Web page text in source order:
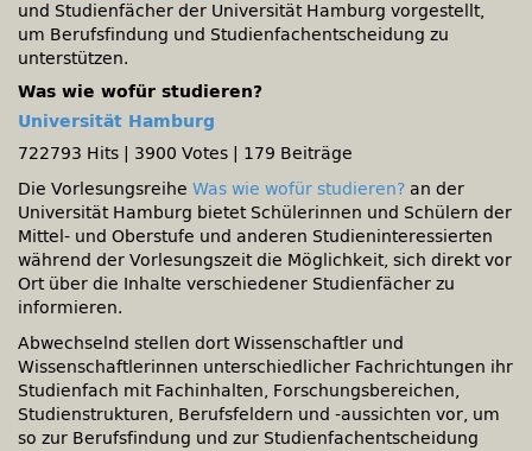
und Studienfächer der Universität Hamburg vorgestellt,
um Berufsfindung und Studienfachentscheidung zu
unterstützen.
Was wie wofür studieren?
Universität Hamburg
722793 Hits
3900 Votes
179 Beiträge
Die Vorlesungsreihe Was wie wofür studieren? an der
Universität Hamburg bietet Schülerinnen und Schülern der
Mittel- und Oberstufe und anderen Studieninteressierten
während der Vorlesungszeit die Möglichkeit, sich direkt vor
Ort über die Inhalte verschiedener Studienfächer zu
informieren.
Abwechselnd stellen dort Wissenschaftler und
Wissenschaftlerinnen unterschiedlicher Fachrichtungen ihr
Studienfach mit Fachinhalten, Forschungsbereichen,
Studienstrukturen, Berufsfeldern und -aussichten vor, um
so zur Berufsfindung und zur Studienfachentscheidung